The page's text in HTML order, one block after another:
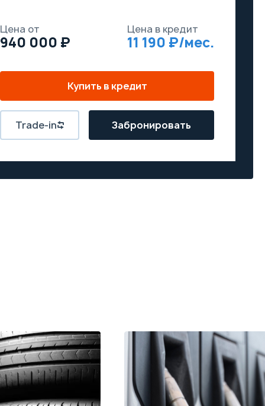
Цена от
940 000
Цена в кредит
11 190
Купить в кредит
Trade-in Забронировать